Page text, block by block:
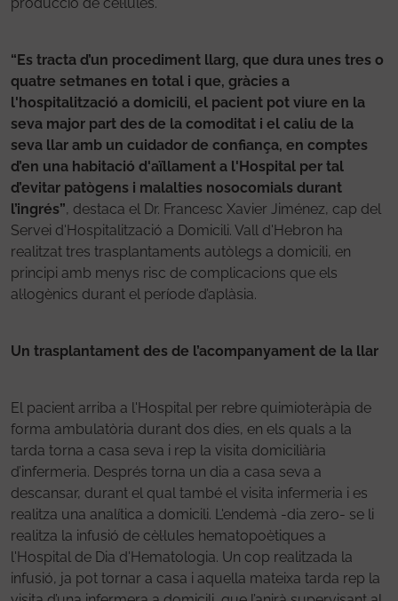
“Es tracta d’un procediment llarg, que dura unes tres o
quatre setmanes en total i que, gràcies a
l'hospitalització a domicili, el pacient pot viure en la
seva major part des de la comoditat i el caliu de la
seva llar amb un cuidador de confiança, en comptes
d’en una habitació d'aïllament a l'Hospital per tal
d’evitar patògens i malalties nosocomials durant
l’ingrés”, destaca el Dr. Francesc Xavier Jiménez, cap del
Servei d'Hospitalització a Domicili. Vall d'Hebron ha
realitzat tres trasplantaments autòlegs a domicili, en
principi amb menys risc de complicacions que els
al·logènics durant el període d’aplàsia.
Un trasplantament des de l’acompanyament de la llar
El pacient arriba a l'Hospital per rebre quimioteràpia de
forma ambulatòria durant dos dies, en els quals a la
tarda torna a casa seva i rep la visita domiciliària
d’infermeria. Després torna un dia a casa seva a
descansar, durant el qual també el visita infermeria i es
realitza una analítica a domicili. L'endemà -dia zero- se li
realitza la infusió de cèl·lules hematopoètiques a
l'Hospital de Dia d'Hematologia. Un cop realitzada la
infusió, ja pot tornar a casa i aquella mateixa tarda rep la